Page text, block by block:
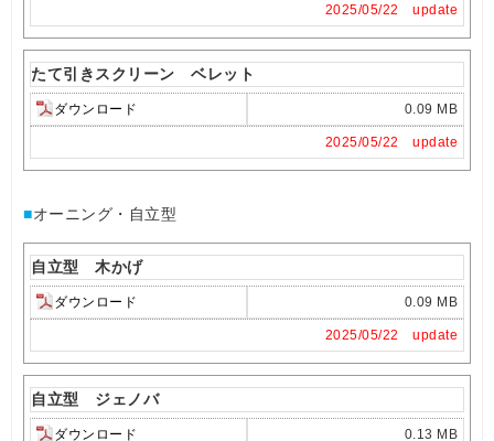
2025/05/22 update
たて引きスクリーン ベレット
ダウンロード 0.09 MB
2025/05/22 update
■オーニング・自立型
自立型 木かげ
ダウンロード 0.09 MB
2025/05/22 update
自立型 ジェノバ
ダウンロード 0.13 MB